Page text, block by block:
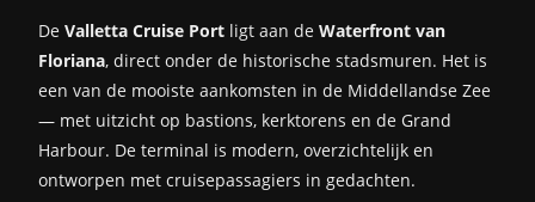
De Valletta Cruise Port ligt aan de Waterfront van
Floriana, direct onder de historische stadsmuren. Het is
een van de mooiste aankomsten in de Middellandse Zee
— met uitzicht op bastions, kerktorens en de Grand
Harbour. De terminal is modern, overzichtelijk en
ontworpen met cruisepassagiers in gedachten.